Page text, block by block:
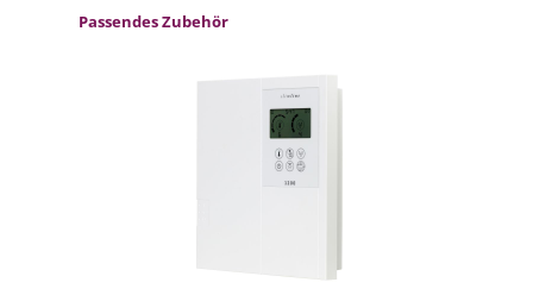
Produktgalerie überspringen
Passendes Zubehör